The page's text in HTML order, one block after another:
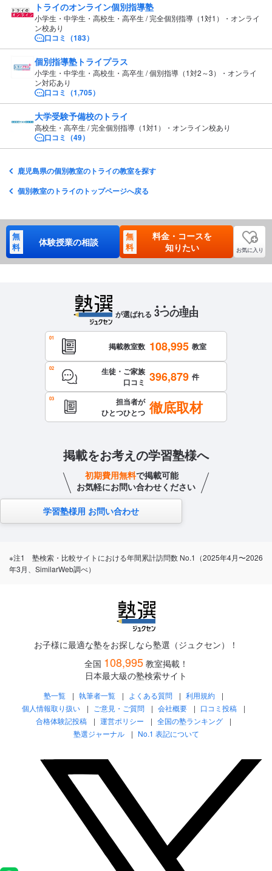
トライのオンライン個別指導塾
小学生・中学生・高校生・高卒生 / 完全個別指導（1対1）・オンライ
ン校あり
口コミ（183）
個別指導塾トライプラス
小学生・中学生・高校生・高卒生 / 個別指導（1対2～3）・オンライ
ン対応あり
口コミ（1,705）
大学受験予備校のトライ
高校生・高卒生 / 完全個別指導（1対1）・オンライン校あり
口コミ（49）
鹿児島県の個別教室のトライの教室を探す
個別教室のトライのトップページへ戻る
無
料
体験授業の相談
無
料
料金・コースを
知りたい
お気に入り
が選ばれる 3つの理由
掲載教室数 108,995 教室
生徒・ご家族
口コミ 396,879 件
担当者が
ひとつひとつ 徹底取材
掲載をお考えの学習塾様へ
初期費用無料で掲載可能
お気軽にお問い合わせください
学習塾様用 お問い合わせ
※注1 塾検索・比較サイトにおける年間累計訪問数 No.1（2025年4月〜2026
年3月、SimilarWeb調べ）
お子様に最適な塾をお探しなら塾選（ジュクセン）！
全国 108,995 教室掲載！
日本最大級の塾検索サイト
塾一覧 執筆者一覧 よくある質問
利用規約
個人情報取り扱い
ご意見・ご質問 会社概要
口コミ投稿
合格体験記投稿
運営ポリシー
全国の塾ランキング
塾選ジャーナル
No.1 表記について